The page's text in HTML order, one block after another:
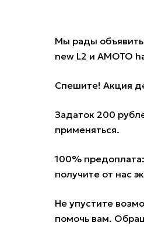
Мы рады
new L2 и AMOTO
Спешите! Акция
Задаток 200
применяться.
100%
получите от нас
Не упустите
помочь вам.